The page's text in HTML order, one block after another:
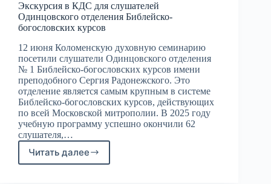
Экскурсия в КДС для слушателей
Одинцовского отделения Библейско-
богословских курсов
12 июня Коломенскую духовную семинарию
посетили слушатели Одинцовского отделения
№ 1 Библейско-богословских курсов имени
преподобного Сергия Радонежского. Это
отделение является самым крупным в системе
Библейско-богословских курсов, действующих
по всей Московской митрополии. В 2025 году
учебную программу успешно окончили 62
слушателя,…
Читать далее
Экскурсия